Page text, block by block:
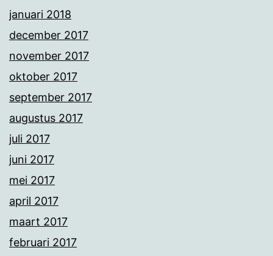
januari 2018
december 2017
november 2017
oktober 2017
september 2017
augustus 2017
juli 2017
juni 2017
mei 2017
april 2017
maart 2017
februari 2017